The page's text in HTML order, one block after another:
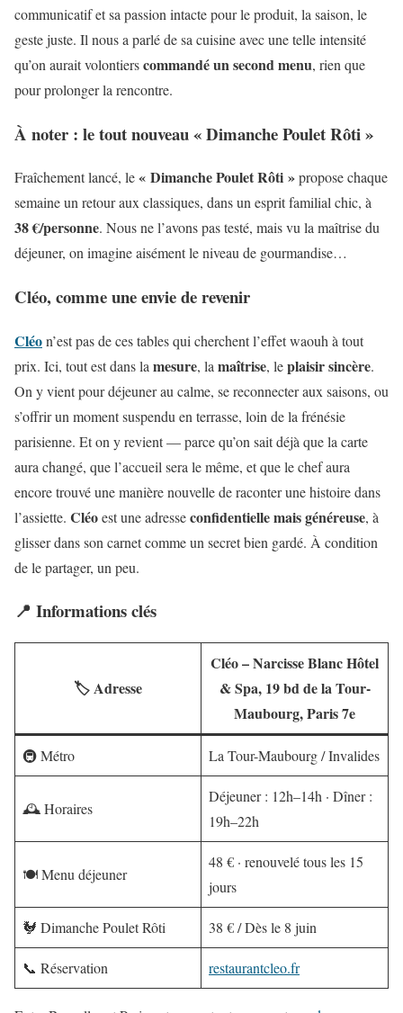
communicatif et sa passion intacte pour le produit, la saison, le
geste juste. Il nous a parlé de sa cuisine avec une telle intensité
qu’on aurait volontierscommandé un second menu, rien que
pour prolonger la rencontre.
À noter : le tout nouveau « Dimanche Poulet Rôti »
Fraîchement lancé, le« Dimanche Poulet Rôti »propose chaque
semaine un retour aux classiques, dans un esprit familial chic, à
38 €/personne. Nous ne l’avons pas testé, mais vu la maîtrise du
déjeuner, on imagine aisément le niveau de gourmandise…
Cléo, comme une envie de revenir
Cléon’est pas de ces tables qui cherchent l’effet waouh à tout
prix. Ici, tout est dans la mesure, la maîtrise, leplaisir sincère.
On y vient pour déjeuner au calme, se reconnecter aux saisons, ou
s’offrir un moment suspendu en terrasse, loin de la frénésie
parisienne. Et on y revient — parce qu’on sait déjà que la carte
aura changé, que l’accueil sera le même, et que le chef aura
encore trouvé une manière nouvelle de raconter une histoire dans
l’assiette. Cléoest une adresseconfidentielle mais généreuse, à
glisser dans son carnet comme un secret bien gardé. À condition
de le partager, un peu.
📍 Informations clés
🏷️ Adresse
Cléo – Narcisse Blanc Hôtel
& Spa, 19 bd de la Tour-
Maubourg, Paris 7e
🚇 Métro La Tour-Maubourg / Invalides
🕰️ Horaires
Déjeuner : 12h–14h · Dîner :
19h–22h
🍽️ Menu déjeuner
48 € · renouvelé tous les 15
jours
🐓 Dimanche Poulet Rôti 38 € / Dès le 8 juin
📞 Réservation restaurantcleo.fr